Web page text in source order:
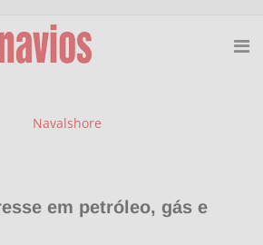
em petróleo, gás e